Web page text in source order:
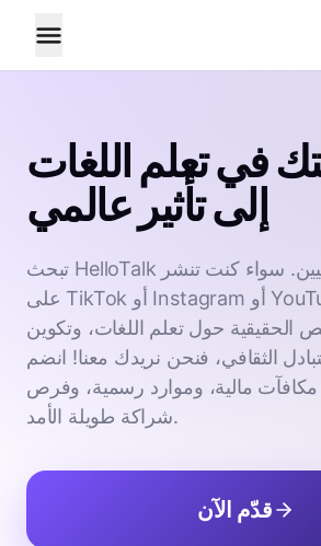
في تعلم اللغات
إلى تأثير عالمي
تبحث HelloTalk عن سفراء عالميين. سواء كنت تنشر
على TikTok أو Instagram أو YouTube، إذا كنت تحب
الحقيقية حول تعلم اللغات، وتكوين
الثقافي، فنحن نريدك معنا! انضم
مكافآت مالية، وموارد رسمية، وفرص
شراكة طويلة الأمد.
قدّم الآن